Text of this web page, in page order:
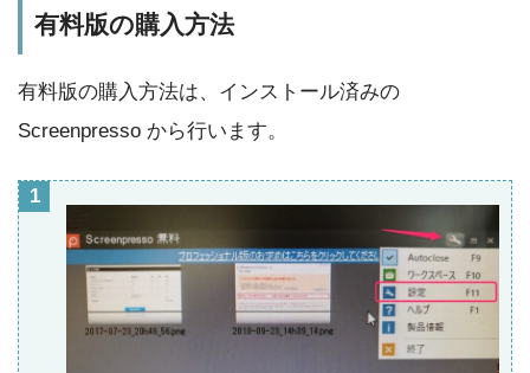
有料版の購入方法
有料版の購入方法は、インストール済みの
Screenpresso から行います。